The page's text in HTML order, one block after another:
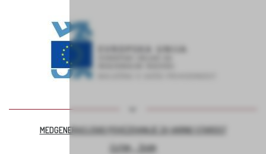
MEDGENERACIJSKO POVEZOVANJE ZA VARNO STAROST
ČUTIM – ŽIVIM